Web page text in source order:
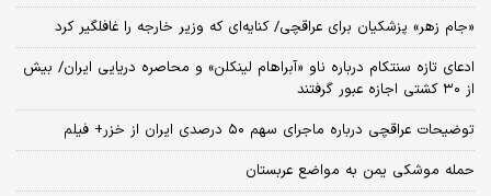
«جام زهر» پزشکیان برای عراقچی/ کنایه‌ای که وزیر خارجه را غافلگیر کرد
ادعای تازه سنتکام درباره ناو «آبراهام لینکلن» و محاصره دریایی ایران/ بیش
از ۳۰ کشتی اجازه عبور گرفتند
توضیحات عراقچی درباره ماجرای سهم ۵۰ درصدی ایران از خزر+ فیلم
حمله موشکی یمن به مواضع عربستان